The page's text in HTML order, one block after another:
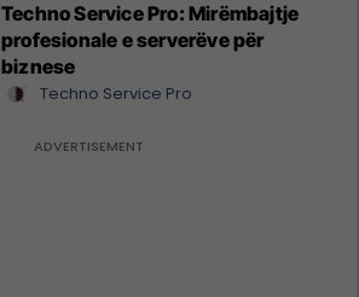
Techno Service Pro: Mirëmbajtje
profesionale e serverëve për
biznese
Techno Service Pro